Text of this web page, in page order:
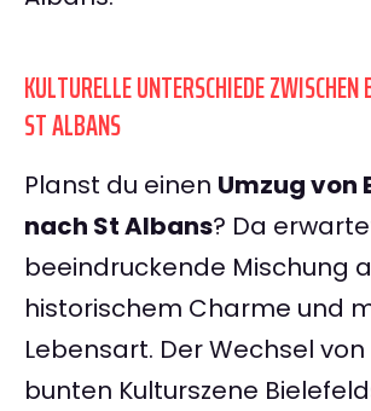
KULTURELLE UNTERSCHIEDE ZWISCHEN
ST ALBANS
Planst du einen Umzug von
nach St Albans? Da
beeindruckende Mischung
historischem Charme und
Lebensart. Der Wechsel
bunten Kulturszene